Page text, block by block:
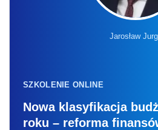
Jarosław
SZKOLENIE ONLINE
Nowa klasyfikacja
roku – reforma